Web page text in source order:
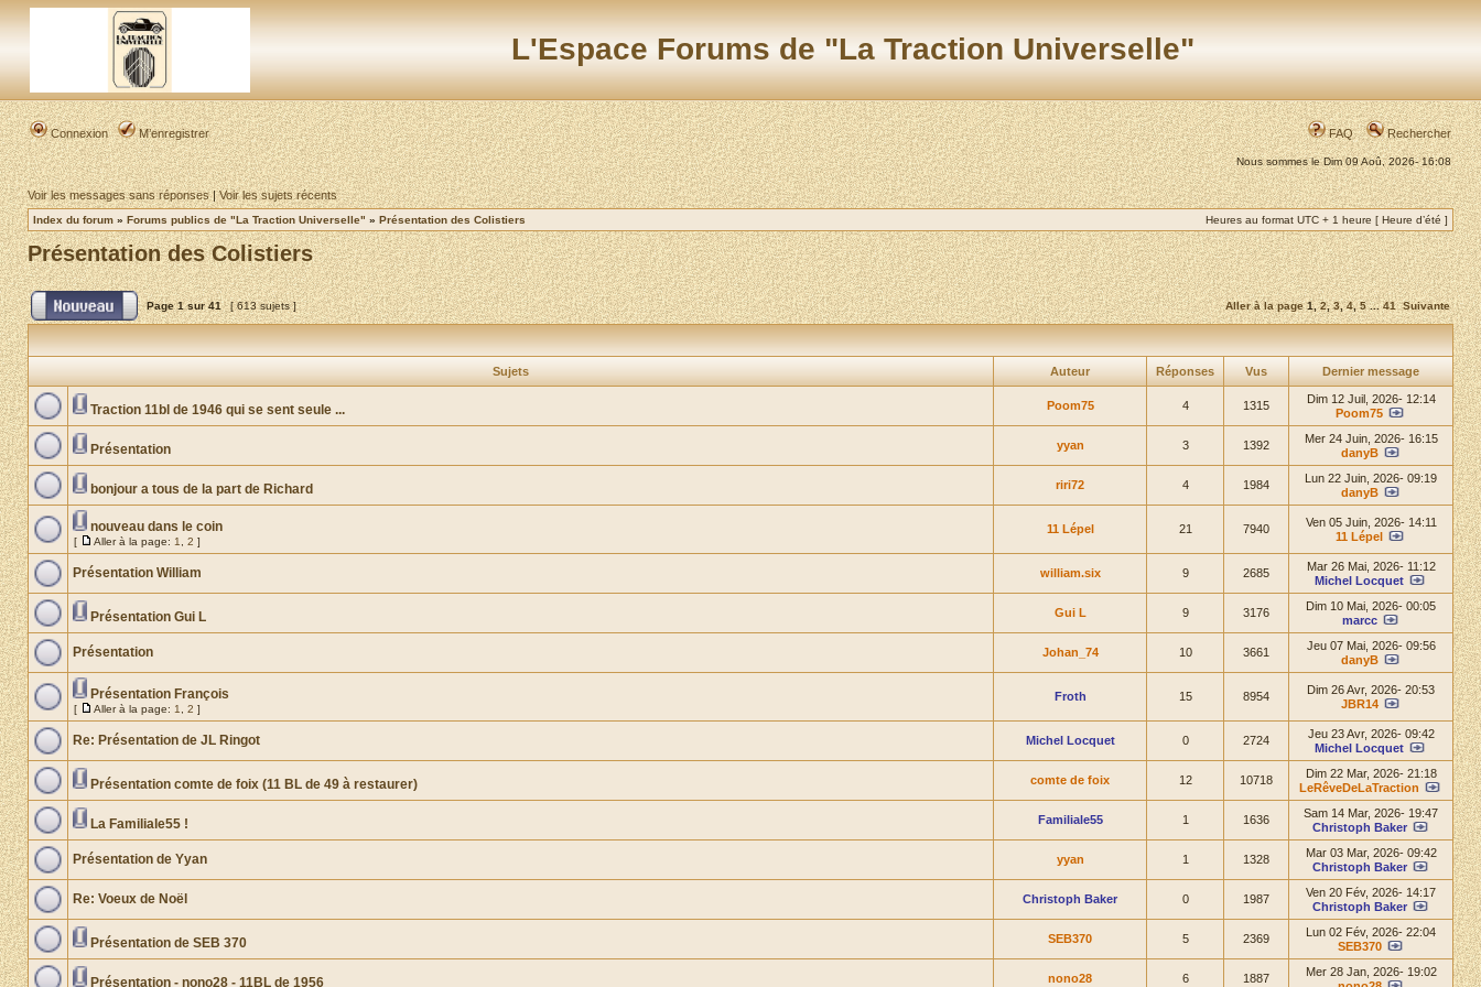
L'Espace Forums de "La Traction Universelle"
Connexion M’enregistrer FAQ Rechercher
Nous sommes le Dim 09 Aoû, 2026- 16:08
Voir les messages sans réponses|Voir les sujets récents
Index du forum » Forums publics de "La Traction Universelle" » Présentation des Colistiers Heures au format UTC + 1 heure [ Heure d’été ]
Présentation des Colistiers
Page1sur41 [ 613 sujets ] Aller à la page 1,2,3,4,5...41 Suivante
Sujets Auteur Réponses Vus Dernier message
Traction 11bl de 1946 qui se sent seule ... Poom75 4 1315
Dim 12 Juil, 2026- 12:14
Poom75
Présentation yyan 3 1392
Mer 24 Juin, 2026- 16:15
danyB
bonjour a tous de la part de Richard riri72 4 1984
Lun 22 Juin, 2026- 09:19
danyB
nouveau dans le coin
[ Aller à la page: 1 2 ]
11 Lépel 21 7940
Ven 05 Juin, 2026- 14:11
11 Lépel
Présentation William william.six 9 2685
Mar 26 Mai, 2026- 11:12
Michel Locquet
Présentation Gui L Gui L 9 3176
Dim 10 Mai, 2026- 00:05
marcc
Présentation Johan_74 10 3661
Jeu 07 Mai, 2026- 09:56
danyB
Présentation François
[ Aller à la page: 1 2 ]
Froth 15 8954
Dim 26 Avr, 2026- 20:53
JBR14
Re: Présentation de JL Ringot Michel Locquet 0 2724
Jeu 23 Avr, 2026- 09:42
Michel Locquet
Présentation comte de foix (11 BL de 49 à restaurer) comte de foix 12 10718
Dim 22 Mar, 2026- 21:18
LeRêveDeLaTraction
La Familiale55 ! Familiale55 1 1636
Sam 14 Mar, 2026- 19:47
Christoph Baker
Présentation de Yyan yyan 1 1328
Mar 03 Mar, 2026- 09:42
Christoph Baker
Re: Voeux de Noël Christoph Baker 0 1987
Ven 20 Fév, 2026- 14:17
Christoph Baker
Présentation de SEB 370 SEB370 5 2369
Lun 02 Fév, 2026- 22:04
SEB370
Présentation - nono28 - 11BL de 1956 nono28 6 1887
Mer 28 Jan, 2026- 19:02